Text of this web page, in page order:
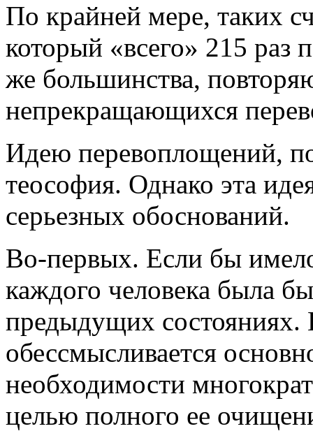
По крайней мере, таких
который «всего» 215 раз
же большинства,
непрекращающихся
Идею перевоплощений,
теософия. Однако эта
серьезных обоснований.
Во-первых. Если бы
каждого человека была
предыдущих состояниях.
обессмысливается
необходимости
целью полного ее